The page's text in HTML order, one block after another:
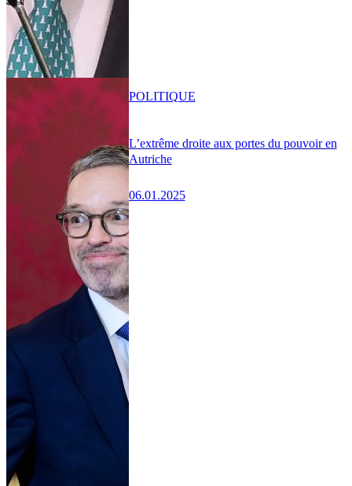
L’extrême droite aux portes du pouvoir en
Autriche
06.01.2025
POLITIQUE